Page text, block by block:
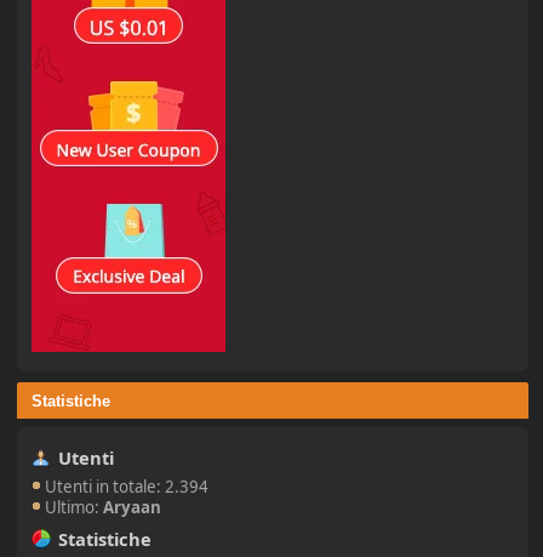
Statistiche
Utenti
Utenti in totale: 2.394
Ultimo:Aryaan
Statistiche